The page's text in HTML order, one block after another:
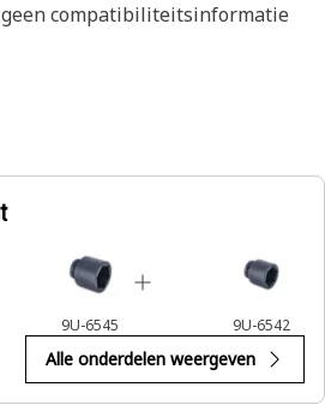
power for reliable fastening.
is used in conjunction with
compatibiliteitsinformatie
9U-6545 9U-6542
Alle onderdelen weergeven